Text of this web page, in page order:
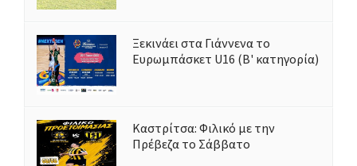
Ξεκινάει στα Γιάννενα το
Ευρωμπάσκετ U16 (Β' κατηγορία)
Καστρίτσα: Φιλικό με την
Πρέβεζα το Σάββατο